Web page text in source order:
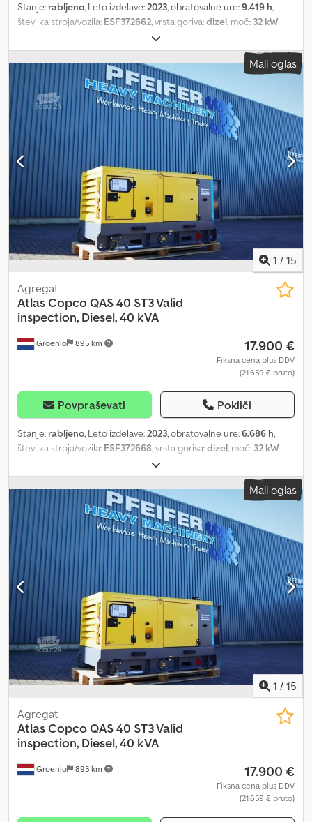
Stanje: rabljeno, Leto izdelave:2023, obratovalne ure:9.419 h,
številka stroja/vozila: ESF372662, vrsta goriva:dizel, moč: 32 kW
, proizvajalec motorjev:Kubota
Gradbeništvo Lastna teža: 1.039 kg Moč generatorja: 40 kVA
Credpfx Asza Rygjngef Dimenzije tovornega prostora: 245 x 110 x
148 cm Za več informacij kontaktirajte PFEIFER GROUP.
Mali oglas
1 / 15
Groenlo 895 km
Agregat
Atlas CopcoQAS 40 ST3 Valid
inspection, Diesel, 40 kVA
17.900 €
Fiksna cena plus DDV
(21.659 € bruto)
Povpraševati Pokliči
Stanje: rabljeno, Leto izdelave: 2023, obratovalne ure:6.686 h,
številka stroja/vozila: ESF372668 , vrsta goriva:dizel , moč: 32 kW
, proizvajalec motorjev:Kubota
Gradbeništvo Cedjza Rx Nepfx Angerf Lastna teža: 1.039 kg Moč
generatorja: 40 kVA Dimenzije tovornega prostora: 245 x 110 x 148
cm Za več informacij kontaktirajte PFEIFER GROUP.
Mali oglas
1 / 15
Groenlo 895 km
Agregat
Atlas CopcoQAS 40 ST3 Valid
inspection, Diesel, 40 kVA
17.900 €
Fiksna cena plus DDV
(21.659 € bruto)